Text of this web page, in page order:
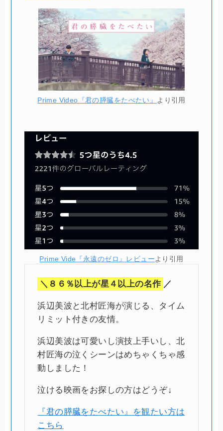
Prime Video『君の膵臓をたべたい』 より引用
Prime Vide『永遠のゼロ』レビューより引用
＼８６％以上が星４以上の名作 ／
浜辺美波と北村匠海が演じる、タイム
リミット付きの友情。
浜辺美波は可愛いし演技上手いし、北
村匠海の泣くシーンはめちゃくちゃ感
動しました！
泣ける映画をお探しの方はどうぞ↓
『君の膵臓をたべたい』を観たい方は
こちら